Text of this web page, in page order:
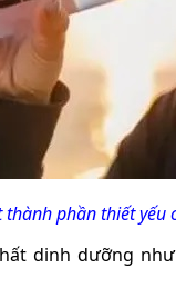
phần thiết yếu
dinh dưỡng